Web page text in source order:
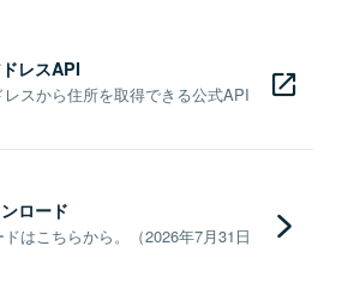
レスAPI
スから住所を取得できる公式API
ロード
はこちらから。（2026年7月31日